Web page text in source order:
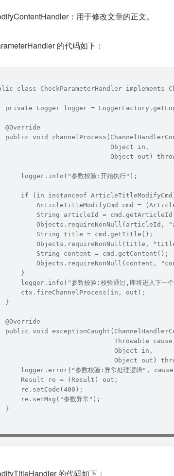
：用于修改文章的正文。
的代码如下：
class CheckParameterHandler implements
private Logger logger =
@Override
public void
Object in,
Object out)
logger.info("参数校验:开始执行");
if (in instanceof
ArticleTitleModifyCmd cmd =
String articleId =
Objects.requireNonNull(articleId,
String title = cmd.getTitle();
Objects.requireNonNull(title, "title
String content = cmd.getContent();
Objects.requireNonNull(content,
}
logger.info("参数校验:校验通过,即将进入下一
ctx.fireChannelProcess(in, out);
}
@Override
public void
Throwable
Object in,
Object out)
logger.error("参数校验:异常处理逻辑",
Result re = (Result) out;
re.setCode(400);
re.setMsg("参数异常");
}
的代码如下：